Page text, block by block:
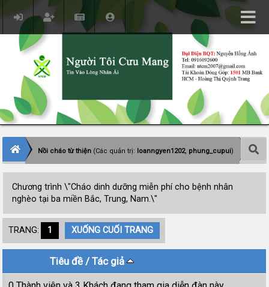
Nồi cháo từ thiện(Các quản trị: loanngyen1202, phung_cupui)
Chương trình \"Cháo dinh dưỡng miễn phí cho bệnh nhân
nghèo tại ba miền Bắc, Trung, Nam.\"
TRANG: 1 XUỐNG CUỐI TRANG
Tiêu đề /Tác giả